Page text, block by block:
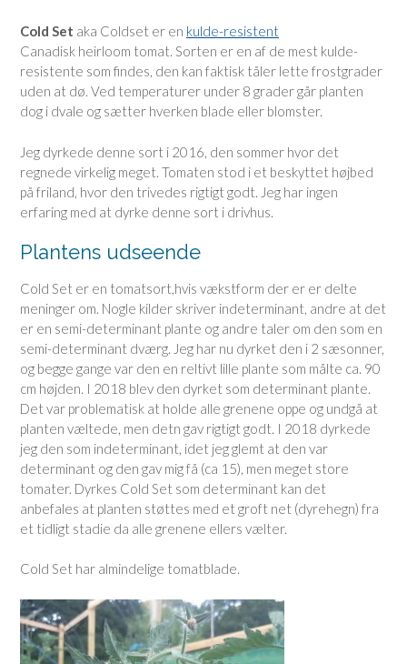
Cold Set aka Coldset er en kulde-resistent
Canadisk heirloom tomat. Sorten er en af de mest kulde-
resistente som findes, den kan faktisk tåler lette frostgrader
uden at dø. Ved temperaturer under 8 grader går planten
dog i dvale og sætter hverken blade eller blomster.
Jeg dyrkede denne sort i 2016, den sommer hvor det
regnede virkelig meget. Tomaten stod i et beskyttet højbed
på friland, hvor den trivedes rigtigt godt. Jeg har ingen
erfaring med at dyrke denne sort i drivhus.
Plantens udseende
Cold Set er en tomatsort,hvis vækstform der er er delte
meninger om. Nogle kilder skriver indeterminant, andre at det
er en semi-determinant plante og andre taler om den som en
semi-determinant dværg. Jeg har nu dyrket den i 2 sæsonner,
og begge gange var den en reltivt lille plante som målte ca. 90
cm højden. I 2018 blev den dyrket som determinant plante.
Det var problematisk at holde alle grenene oppe og undgå at
planten væltede, men detn gav rigtigt godt. I 2018 dyrkede
jeg den som indeterminant, idet jeg glemt at den var
determinant og den gav mig få (ca 15), men meget store
tomater. Dyrkes Cold Set som determinant kan det
anbefales at planten støttes med et groft net (dyrehegn) fra
et tidligt stadie da alle grenene ellers vælter.
Cold Set har almindelige tomatblade.